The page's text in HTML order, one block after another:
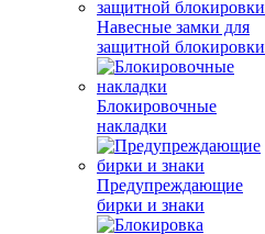
Навесные замки для
защитной блокировки
Блокировочные
накладки
Предупреждающие
бирки и знаки